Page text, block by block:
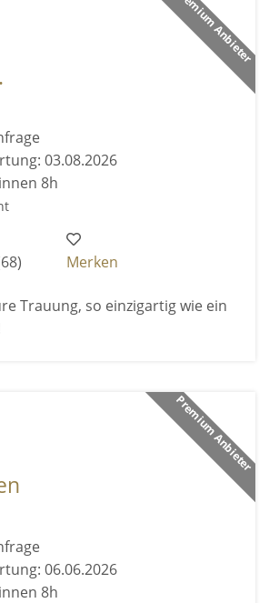
Premium Anbieter
03.08.2026
8h
Merken
Trauung, so einzigartig wie ein
Premium Anbieter
06.06.2026
8h